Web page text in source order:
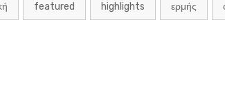
featured highlights ερμής